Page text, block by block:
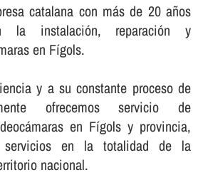
catalana con más de 20 años
la instalación, reparación y
en Fígols.
y a su constante proceso de
ofrecemos servicio de
en Fígols y provincia,
servicios en la totalidad de la
nacional.